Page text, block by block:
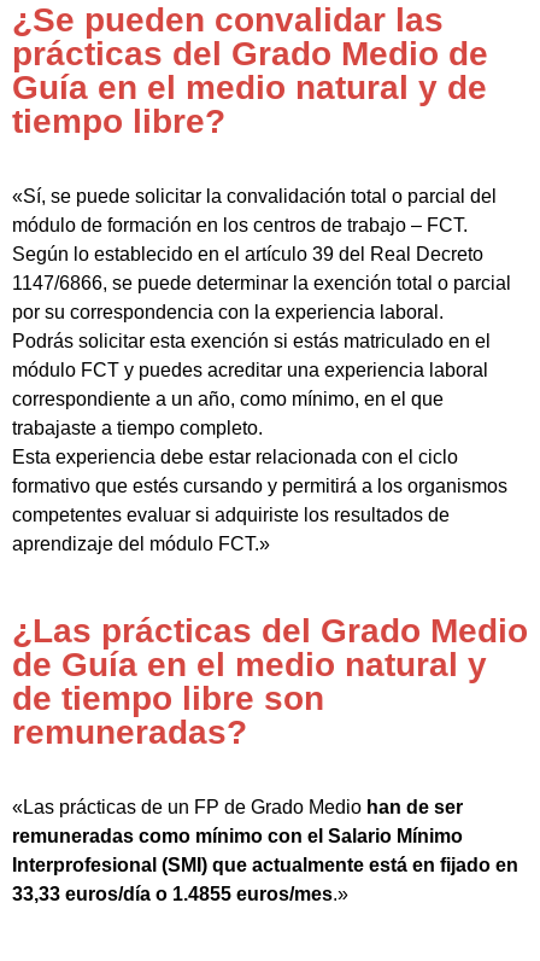
¿Se pueden convalidar las
prácticas del Grado Medio de
Guía en el medio natural y de
tiempo libre?
«Sí, se puede solicitar la convalidación total o parcial del
módulo de formación en los centros de trabajo – FCT.
Según lo establecido en el artículo 39 del Real Decreto
1147/6866, se puede determinar la exención total o parcial
por su correspondencia con la experiencia laboral.
Podrás solicitar esta exención si estás matriculado en el
módulo FCT y puedes acreditar una experiencia laboral
correspondiente a un año, como mínimo, en el que
trabajaste a tiempo completo.
Esta experiencia debe estar relacionada con el ciclo
formativo que estés cursando y permitirá a los organismos
competentes evaluar si adquiriste los resultados de
aprendizaje del módulo FCT.»
¿Las prácticas del Grado Medio
de Guía en el medio natural y
de tiempo libre son
remuneradas?
«Las prácticas de un FP de Grado Medio han de ser
remuneradas como mínimo con el Salario Mínimo
Interprofesional (SMI) que actualmente está en fijado en
33,33 euros/día o 1.4855 euros/mes.»